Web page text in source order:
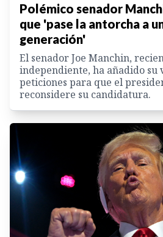
Polémico senador
que 'pase la antorcha a
generación'
El senador Joe Manchin,
independiente, ha añadido su
peticiones para que el
reconsidere su candidatura.